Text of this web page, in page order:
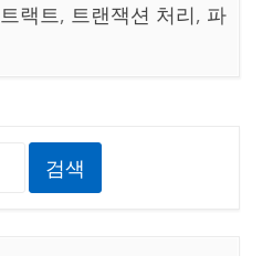
랙트, 트랜잭션 처리, 파